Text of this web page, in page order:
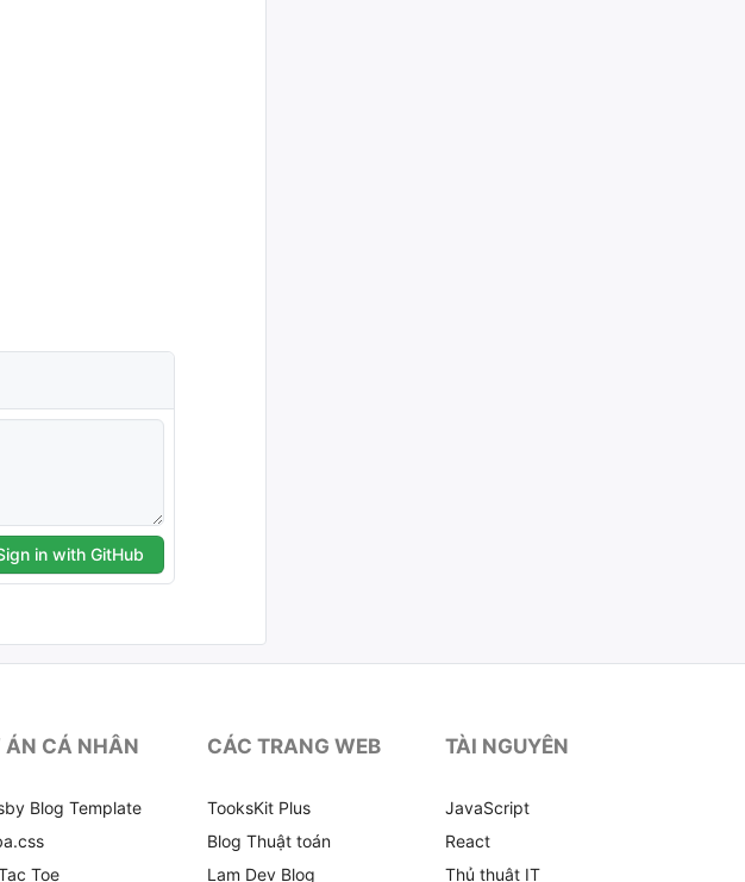
ÁN CÁ NHÂN
Blog Template
Toe
CÁC TRANG WEB
TooksKit Plus
Blog Thuật toán
Lam Dev Blog
TÀI NGUYÊN
JavaScript
React
Thủ thuật IT